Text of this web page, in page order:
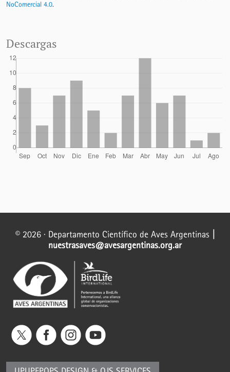
NoComercial 4.0.
Descargas
© 2026 · Departamento Científico de Aves Argentinas
nuestrasaves@avesargentinas.org.ar